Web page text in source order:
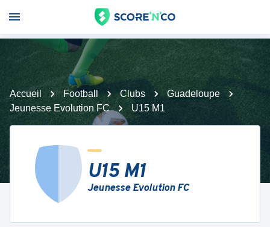
Accueil Football Clubs
Guadeloupe
Jeunesse Evolution FC
U15 M1
U15 M1
Jeunesse Evolution FC